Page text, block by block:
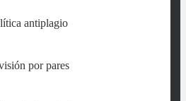
antiplagio
por pares